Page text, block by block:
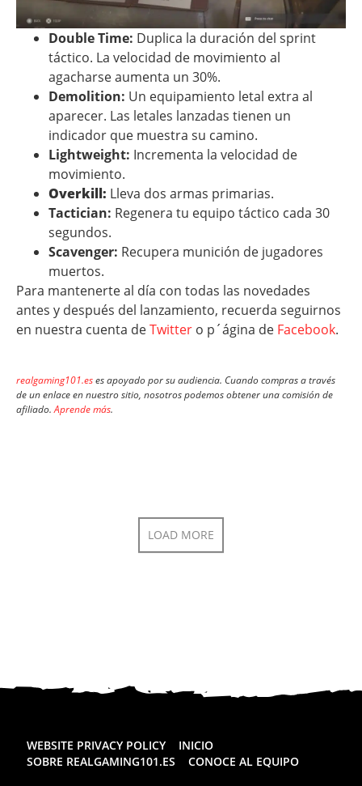
Double Time: Duplica la duración del sprint
táctico. La velocidad de movimiento al
agacharse aumenta un 30%.
Demolition: Un equipamiento letal extra al
aparecer. Las letales lanzadas tienen un
indicador que muestra su camino.
Lightweight: Incrementa la velocidad de
movimiento.
Overkill: Lleva dos armas primarias.
Tactician: Regenera tu equipo táctico cada 30
segundos.
Scavenger: Recupera munición de jugadores
muertos.
Para mantenerte al día con todas las novedades
antes y después del lanzamiento, recuerda seguirnos
en nuestra cuenta deTwitter o p´ágina de Facebook.
realgaming101.eses apoyado por su audiencia. Cuando compras a través
de un enlace en nuestro sitio, nosotros podemos obtener una comisión de
afiliado.Aprende más.
LOAD MORE
WEBSITE PRIVACY POLICY
INICIO
SOBRE REALGAMING101.ES
CONOCE AL EQUIPO